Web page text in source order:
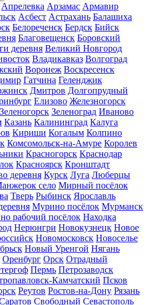
Апрелевка Арзамас Армавир
Асбест Астрахань Балашиха
Белореченск Бердск Бийск
Благовещенск Боровский
деревня Великий Новгород
Владикавказ Волгоград
Воронеж Воскресенск
Гатчина Геленджик
Дмитров Долгопрудный
Елизово Железногорск
Зеленогорск Зеленоград Иваново
Казань Калининград Калуга
Кириши Когалым Колпино
Комсомольск-на-Амуре Королев
Красногорск Краснодар
Красноярск Кронштадт
деревня Курск Луга Люберцы
село Мирный посёлок
Тверь Рыбинск Ярославль
Мурино посёлок Мурманск
рабочий посёлок Находка
Нерюнгри Новокузнецк Новое
Новомосковск Новоселье
Новый Уренгой Нягань
Оренбург Орск Отрадный
Пермь Петрозаводск
Камчатский Псков
Реутов Ростов-на-Дону Рязань
Свободный Севастополь